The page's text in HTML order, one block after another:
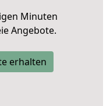
Minuten
Angebote.
erhalten